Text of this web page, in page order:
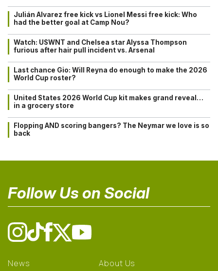
Julián Alvarez free kick vs Lionel Messi free kick: Who
had the better goal at Camp Nou?
Watch: USWNT and Chelsea star Alyssa Thompson
furious after hair pull incident vs. Arsenal
Last chance Gio: Will Reyna do enough to make the 2026
World Cup roster?
United States 2026 World Cup kit makes grand reveal…
in a grocery store
Flopping AND scoring bangers? The Neymar we love is so
back
Follow Us on Social
News About Us